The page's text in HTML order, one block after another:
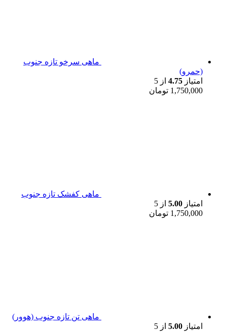
ماهی سرخو تازه جنوب
(حمرو)
امتیاز 4.75 از 5
1,750,000 تومان
ماهی کفشک تازه جنوب
امتیاز 5.00 از 5
1,750,000 تومان
ماهی تن تازه جنوب (هوور)
امتیاز 5.00 از 5